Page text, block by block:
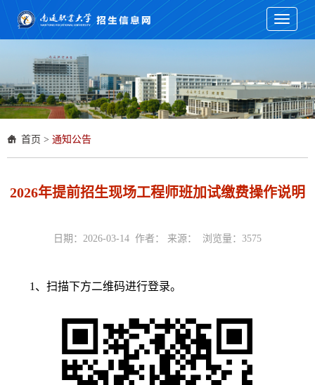
Toggle
首页 > 通知公告
2026年提前招生现场工程师班加试缴费操作说明
日期：2026-03-14 作者： 来源： 浏览量： 3575
1、扫描下方二维码进行登录。